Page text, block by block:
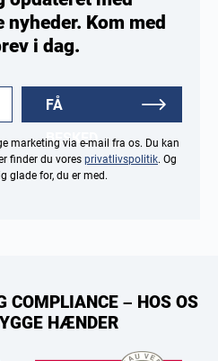
Kom med
i dag.
FÅ
BESKED
marketing via e-mail fra os. Du kan
finder du vores privatlivspolitik. Og
glade for, du er med.
COMPLIANCE – HOS OS
HÆNDER